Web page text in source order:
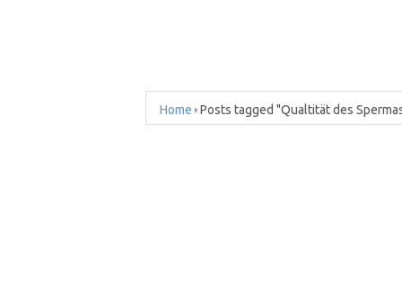
Home Posts tagged "Qualtität des